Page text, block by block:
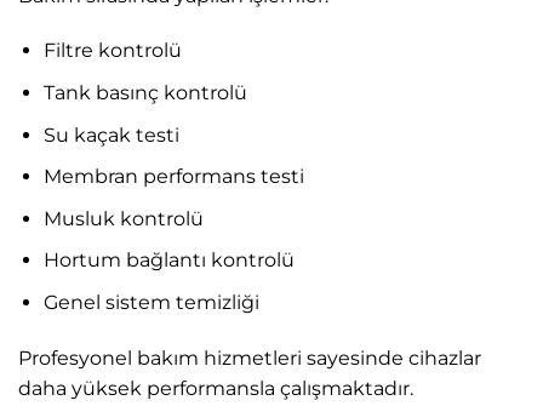
Filtre kontrolü
Tank basınç kontrolü
Su kaçak testi
Membran performans testi
Musluk kontrolü
Hortum bağlantı kontrolü
Genel sistem temizliği
Profesyonel bakım hizmetleri sayesinde cihazlar
daha yüksek performansla çalışmaktadır.